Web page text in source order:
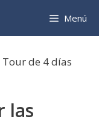
Menú
Tour de 4 días
las